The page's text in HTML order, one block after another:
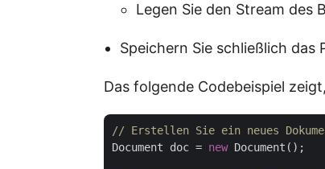
Legen Sie den Stream des
Speichern Sie schließlich
Das folgende Codebeispiel
// Erstellen Sie ein neues
Document doc = new Document();